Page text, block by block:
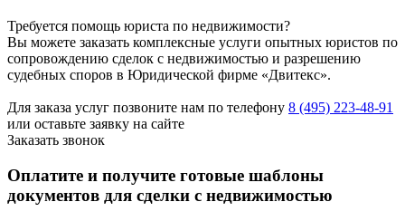
Требуется помощь юриста по недвижимости?
Вы можете заказать комплексные услуги опытных юристов по
сопровождению сделок с недвижимостью и разрешению
судебных споров в Юридической фирме «Двитекс».
Для заказа услуг позвоните нам по телефону 8 (495) 223-48-91
или оставьте заявку на сайте
Заказать звонок
Оплатите и получите готовые шаблоны
документов для сделки с недвижимостью